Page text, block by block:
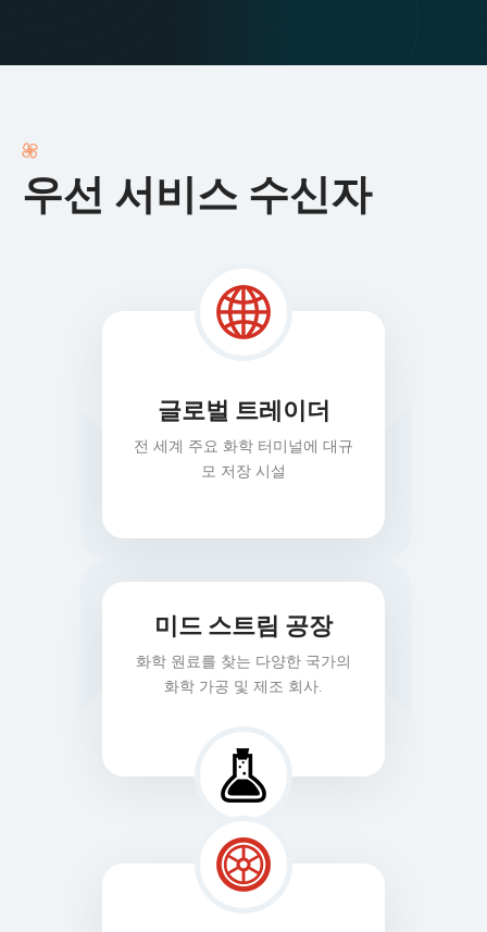
우선 서비스 수신자
글로벌 트레이더
전 세계 주요 화학 터미널에 대규
모 저장 시설
미드 스트림 공장
화학 원료를 찾는 다양한 국가의
화학 가공 및 제조 회사.